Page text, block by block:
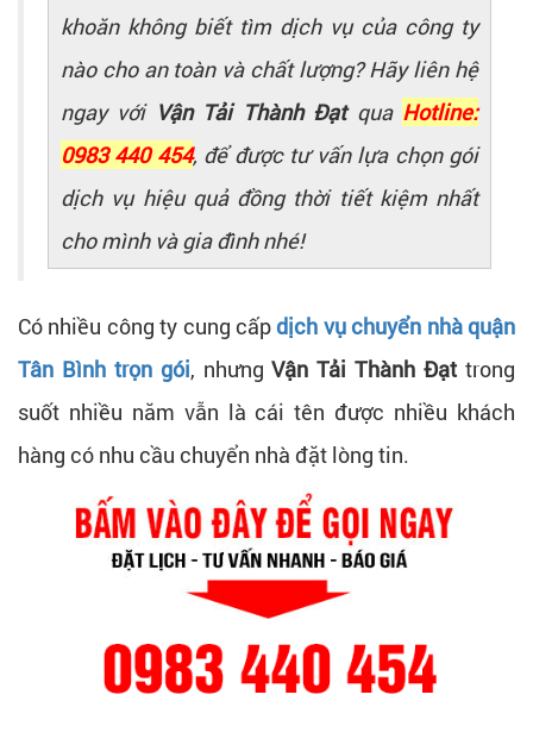
khoăn không biết tìm dịch vụ của công ty
nào cho an toàn và chất lượng? Hãy liên hệ
ngay với Vận Tải Thành Đạt qua Hotline:
0983 440 454, để được tư vấn lựa chọn gói
dịch vụ hiệu quả đồng thời tiết kiệm nhất
cho mình và gia đình nhé!
Có nhiều công ty cung cấpdịch vụ chuyển nhà quận
Tân Bình trọn gói, nhưngVận Tải Thành Đạt trong
suốt nhiều năm vẫn là cái tên được nhiều khách
hàng có nhu cầu chuyển nhà đặt lòng tin.